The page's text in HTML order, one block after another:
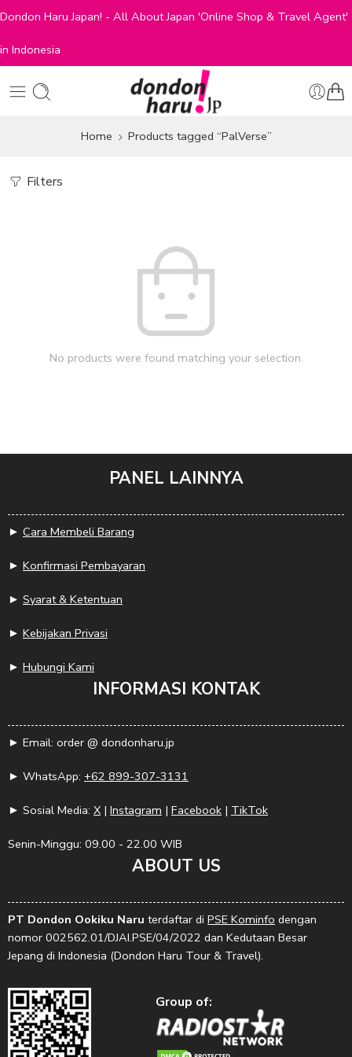
Dondon Haru Japan! - All About Japan 'Online Shop & Travel Agent'
in Indonesia
Home Products tagged “PalVerse”
Filters
No products were found matching your selection.
PANEL LAINNYA
► Cara Membeli Barang
► Konfirmasi Pembayaran
► Syarat & Ketentuan
► Kebijakan Privasi
► Hubungi Kami
INFORMASI KONTAK
► Email: order @ dondonharu.jp
► WhatsApp: +62 899-307-3131
► Sosial Media: X | Instagram | Facebook | TikTok
Senin-Minggu: 09.00 - 22.00 WIB
ABOUT US
PT Dondon Ookiku Naru terdaftar di PSE Kominfo dengan
nomor 002562.01/DJAI.PSE/04/2022 dan Kedutaan Besar
Jepang di Indonesia (Dondon Haru Tour & Travel).
Group of: